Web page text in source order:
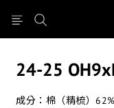
24-25
成分：棉（精梳）